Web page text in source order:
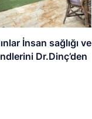
İnsan sağlığı ve
Dr.Dinç’den